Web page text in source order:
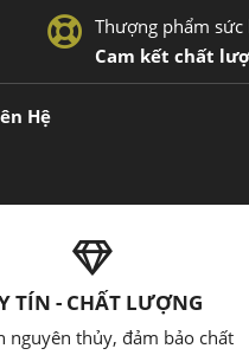
Thượng phẩm sức
Cam kết chất
Hệ
TÍN - CHẤT LƯỢNG
nguyên thủy, đảm bảo chất